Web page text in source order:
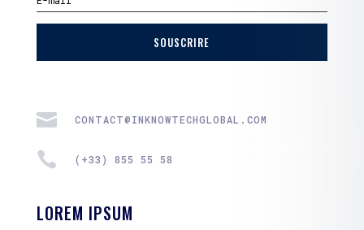
SOUSCRIRE
 CONTACT@INKNOWTECHGLOBAL.COM
 (+33) 855 55 58
LOREM IPSUM